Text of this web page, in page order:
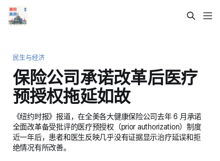
民生与经济
保险公司承诺改革后医疗
预授权拖延如故
《纽约时报》报道，在全美各大健康保险公司去年 6 月承诺
全面改革备受批评的医疗预授权（prior authorization）制度
近一年后，患者和医生反映几乎没有证据显示治疗延误和拒
绝情况有所改善。